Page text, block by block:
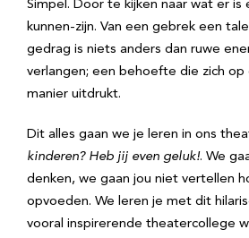
Simpel. Door te kijken naar wat er is
kunnen-zijn. Van een gebrek een
gedrag is niets anders dan ruwe
verlangen; een behoefte die zich
manier uitdrukt.
Dit alles gaan we je leren in ons
kinderen? Heb jij even geluk!. We
denken, we gaan jou niet vertellen
opvoeden. We leren je met dit
vooral inspirerende theatercollege